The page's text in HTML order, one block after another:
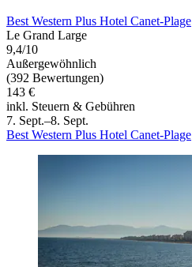
Best Western Plus Hotel Canet-Plage
Le Grand Large
9,4/10
Außergewöhnlich
(392 Bewertungen)
143 €
inkl. Steuern & Gebühren
7. Sept.–8. Sept.
Best Western Plus Hotel Canet-Plage